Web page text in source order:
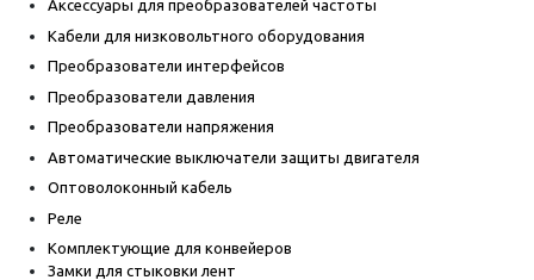
Аксессуары для преобразователей частоты
Кабели для низковольтного оборудования
Преобразователи интерфейсов
Преобразователи давления
Преобразователи напряжения
Автоматические выключатели защиты двигателя
Оптоволоконный кабель
Реле
Комплектующие для конвейеров
Замки для стыковки лент